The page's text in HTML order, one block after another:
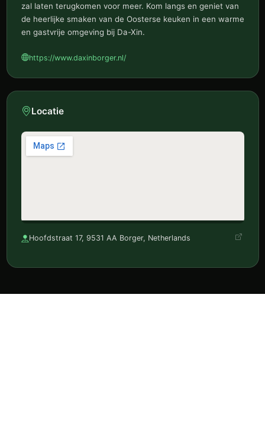
zal laten terugkomen voor meer. Kom langs en geniet van
de heerlijke smaken van de Oosterse keuken in een warme
en gastvrije omgeving bij Da-Xin.
https://www.daxinborger.nl/
Locatie
Hoofdstraat 17, 9531 AA Borger, Netherlands